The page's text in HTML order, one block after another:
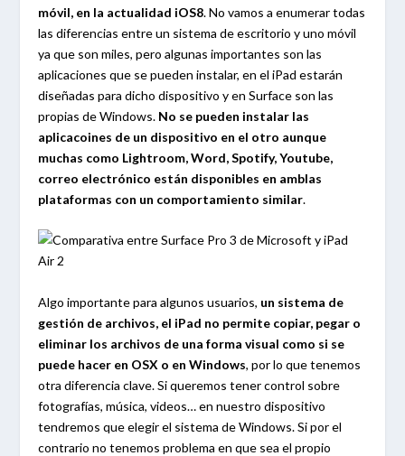
móvil, en la actualidad iOS8. No vamos a enumerar todas
las diferencias entre un sistema de escritorio y uno móvil
ya que son miles, pero algunas importantes son las
aplicaciones que se pueden instalar, en el iPad estarán
diseñadas para dicho dispositivo y en Surface son las
propias de Windows. No se pueden instalar las
aplicacoines de un dispositivo en el otro aunque
muchas como Lightroom, Word, Spotify, Youtube,
correo electrónico están disponibles en amblas
plataformas con un comportamiento similar.
Algo importante para algunos usuarios, un sistema de
gestión de archivos, el iPad no permite copiar, pegar o
eliminar los archivos de una forma visual como si se
puede hacer en OSX o en Windows, por lo que tenemos
otra diferencia clave. Si queremos tener control sobre
fotografías, música, videos… en nuestro dispositivo
tendremos que elegir el sistema de Windows. Si por el
contrario no tenemos problema en que sea el propio